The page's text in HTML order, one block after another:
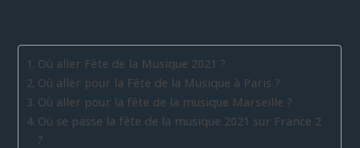
Où aller Fête de la Musique 2021 ?
Où aller pour la Fête de la Musique à Paris ?
Où aller pour la fête de la musique Marseille ?
Où se passe la fête de la musique 2021 sur France 2
?